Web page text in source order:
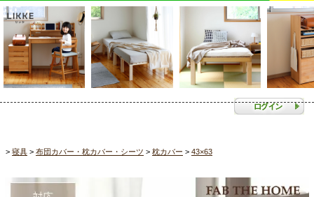
寝具 布団カバー・枕カバー・シーツ 枕カバー 43×63